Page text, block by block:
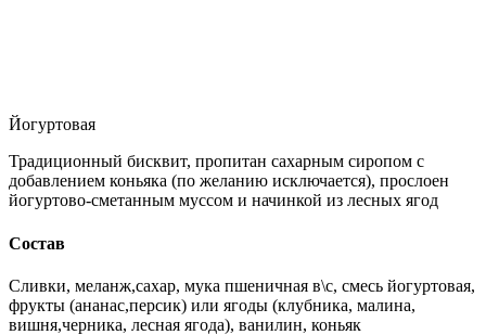
Йогуртовая
Традиционный бисквит, пропитан сахарным сиропом с
добавлением коньяка (по желанию исключается), прослоен
йогуртово-сметанным муссом и начинкой из лесных ягод
Состав
Сливки, меланж,сахар, мука пшеничная в\с, смесь йогуртовая,
фрукты (ананас,персик) или ягоды (клубника, малина,
вишня,черника, лесная ягода), ванилин, коньяк